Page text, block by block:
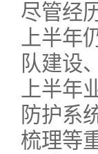
尽管经
上半年
队建设
上半年
防护系
梳理等